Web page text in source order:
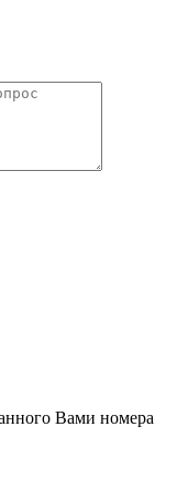
Вами номера